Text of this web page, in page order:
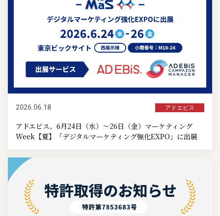
2026.06.18 アドエビス
アドエビス、6月24日（水）～26日（金）マーケティング
Week【夏】「デジタルマーケティング強化EXPO」に出展